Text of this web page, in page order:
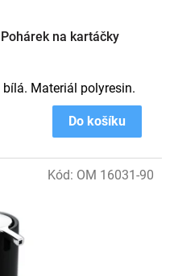
na kartáčky
Do košíku
Materiál polyresin.
Kód: OM 16031-90